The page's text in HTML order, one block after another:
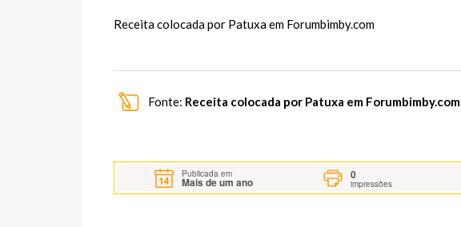
Receita colocada por Patuxa em Forumbimby.com
Fonte: Receita colocada por Patuxa em Forumbimby.com
Publicada em
Mais de um ano
0
impressões